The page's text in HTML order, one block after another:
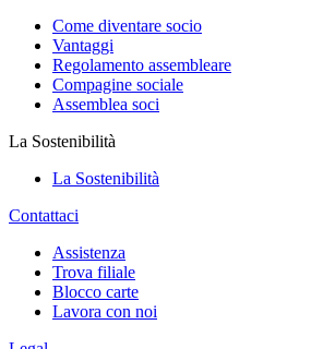
Come diventare socio
Vantaggi
Regolamento assembleare
Compagine sociale
Assemblea soci
La Sostenibilità
La Sostenibilità
Contattaci
Assistenza
Trova filiale
Blocco carte
Lavora con noi